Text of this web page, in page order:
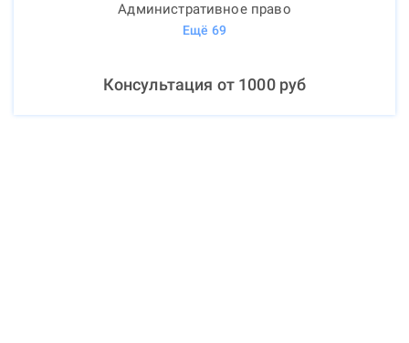
Административное право
Ещё 69
Консультация от 1000руб